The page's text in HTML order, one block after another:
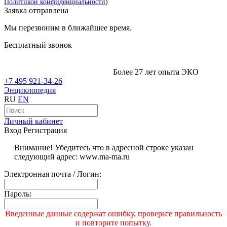
Заявка отправлена
Мы перезвоним в ближайшее время.
Бесплатный звонок
Более 27 лет опыта ЭКО
+7 495 921-34-26
Энциклопедия
RU EN
Личный кабинет
Вход Регистрация
Внимание! Убедитесь что в адресной строке указан
следующий адрес: www.ma-ma.ru
Электронная почта / Логин:
Пароль:
Введенные данные содержат ошибку, проверьте правильность
и повторите попытку.